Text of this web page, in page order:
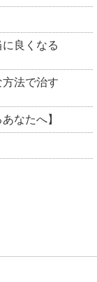
良くなる
法で治す
なたへ】